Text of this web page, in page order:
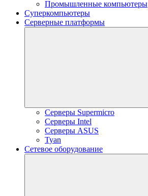
Промышленные компьютеры
Суперкомпьютеры
Серверные платформы
Серверы Supermicro
Серверы Intel
Серверы ASUS
Tyan
Сетевое оборудование